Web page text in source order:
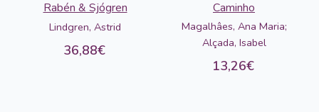
Rabén & Sjógren
Lindgren, Astrid
36,88€
Lisboa
Caminho
Magalhâes, Ana Maria;
Alçada, Isabel
13,26€